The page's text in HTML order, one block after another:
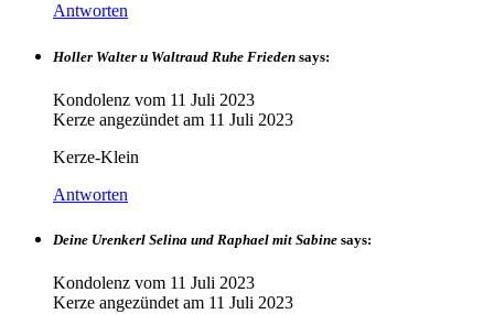
Antworten
Holler Walter u Waltraud Ruhe Frieden says:
Kondolenz vom 11 Juli 2023
Kerze angezündet am 11 Juli 2023
Kerze-Klein
Antworten
Deine Urenkerl Selina und Raphael mit Sabine says:
Kondolenz vom 11 Juli 2023
Kerze angezündet am 11 Juli 2023